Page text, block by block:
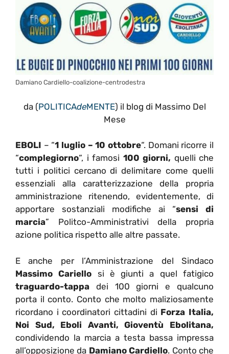
Damiano Cardiello-coalizione-centrodestra
da (POLITICAdeMENTE) il blog di Massimo Del
Mese
EBOLI – “1 luglio – 10 ottobre“. Domani ricorre il
“complegiorno“, i famosi 100 giorni, quelli che
tutti i politici cercano di delimitare come quelli
essenziali alla caratterizzazione della propria
amministrazione ritenendo, evidentemente, di
apportare sostanziali modifiche ai “sensi di
marcia” Politco-Amministrativi della propria
azione politica rispetto alle altre passate.
E anche per l’Amministrazione del Sindaco
Massimo Cariello si è giunti a quel fatigico
traguardo-tappa dei 100 giorni e qualcuno
porta il conto. Conto che molto maliziosamente
ricordano i coordinatori cittadini di Forza Italia,
Noi Sud, Eboli Avanti, Gioventù Ebolitana,
condividendo la marcia a testa bassa impressa
all’opposizione da Damiano Cardiello. Conto che